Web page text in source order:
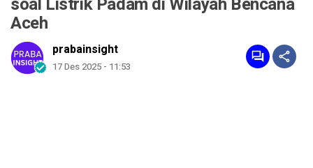
Aceh
prabainsight
17 Des 2025 - 11:53